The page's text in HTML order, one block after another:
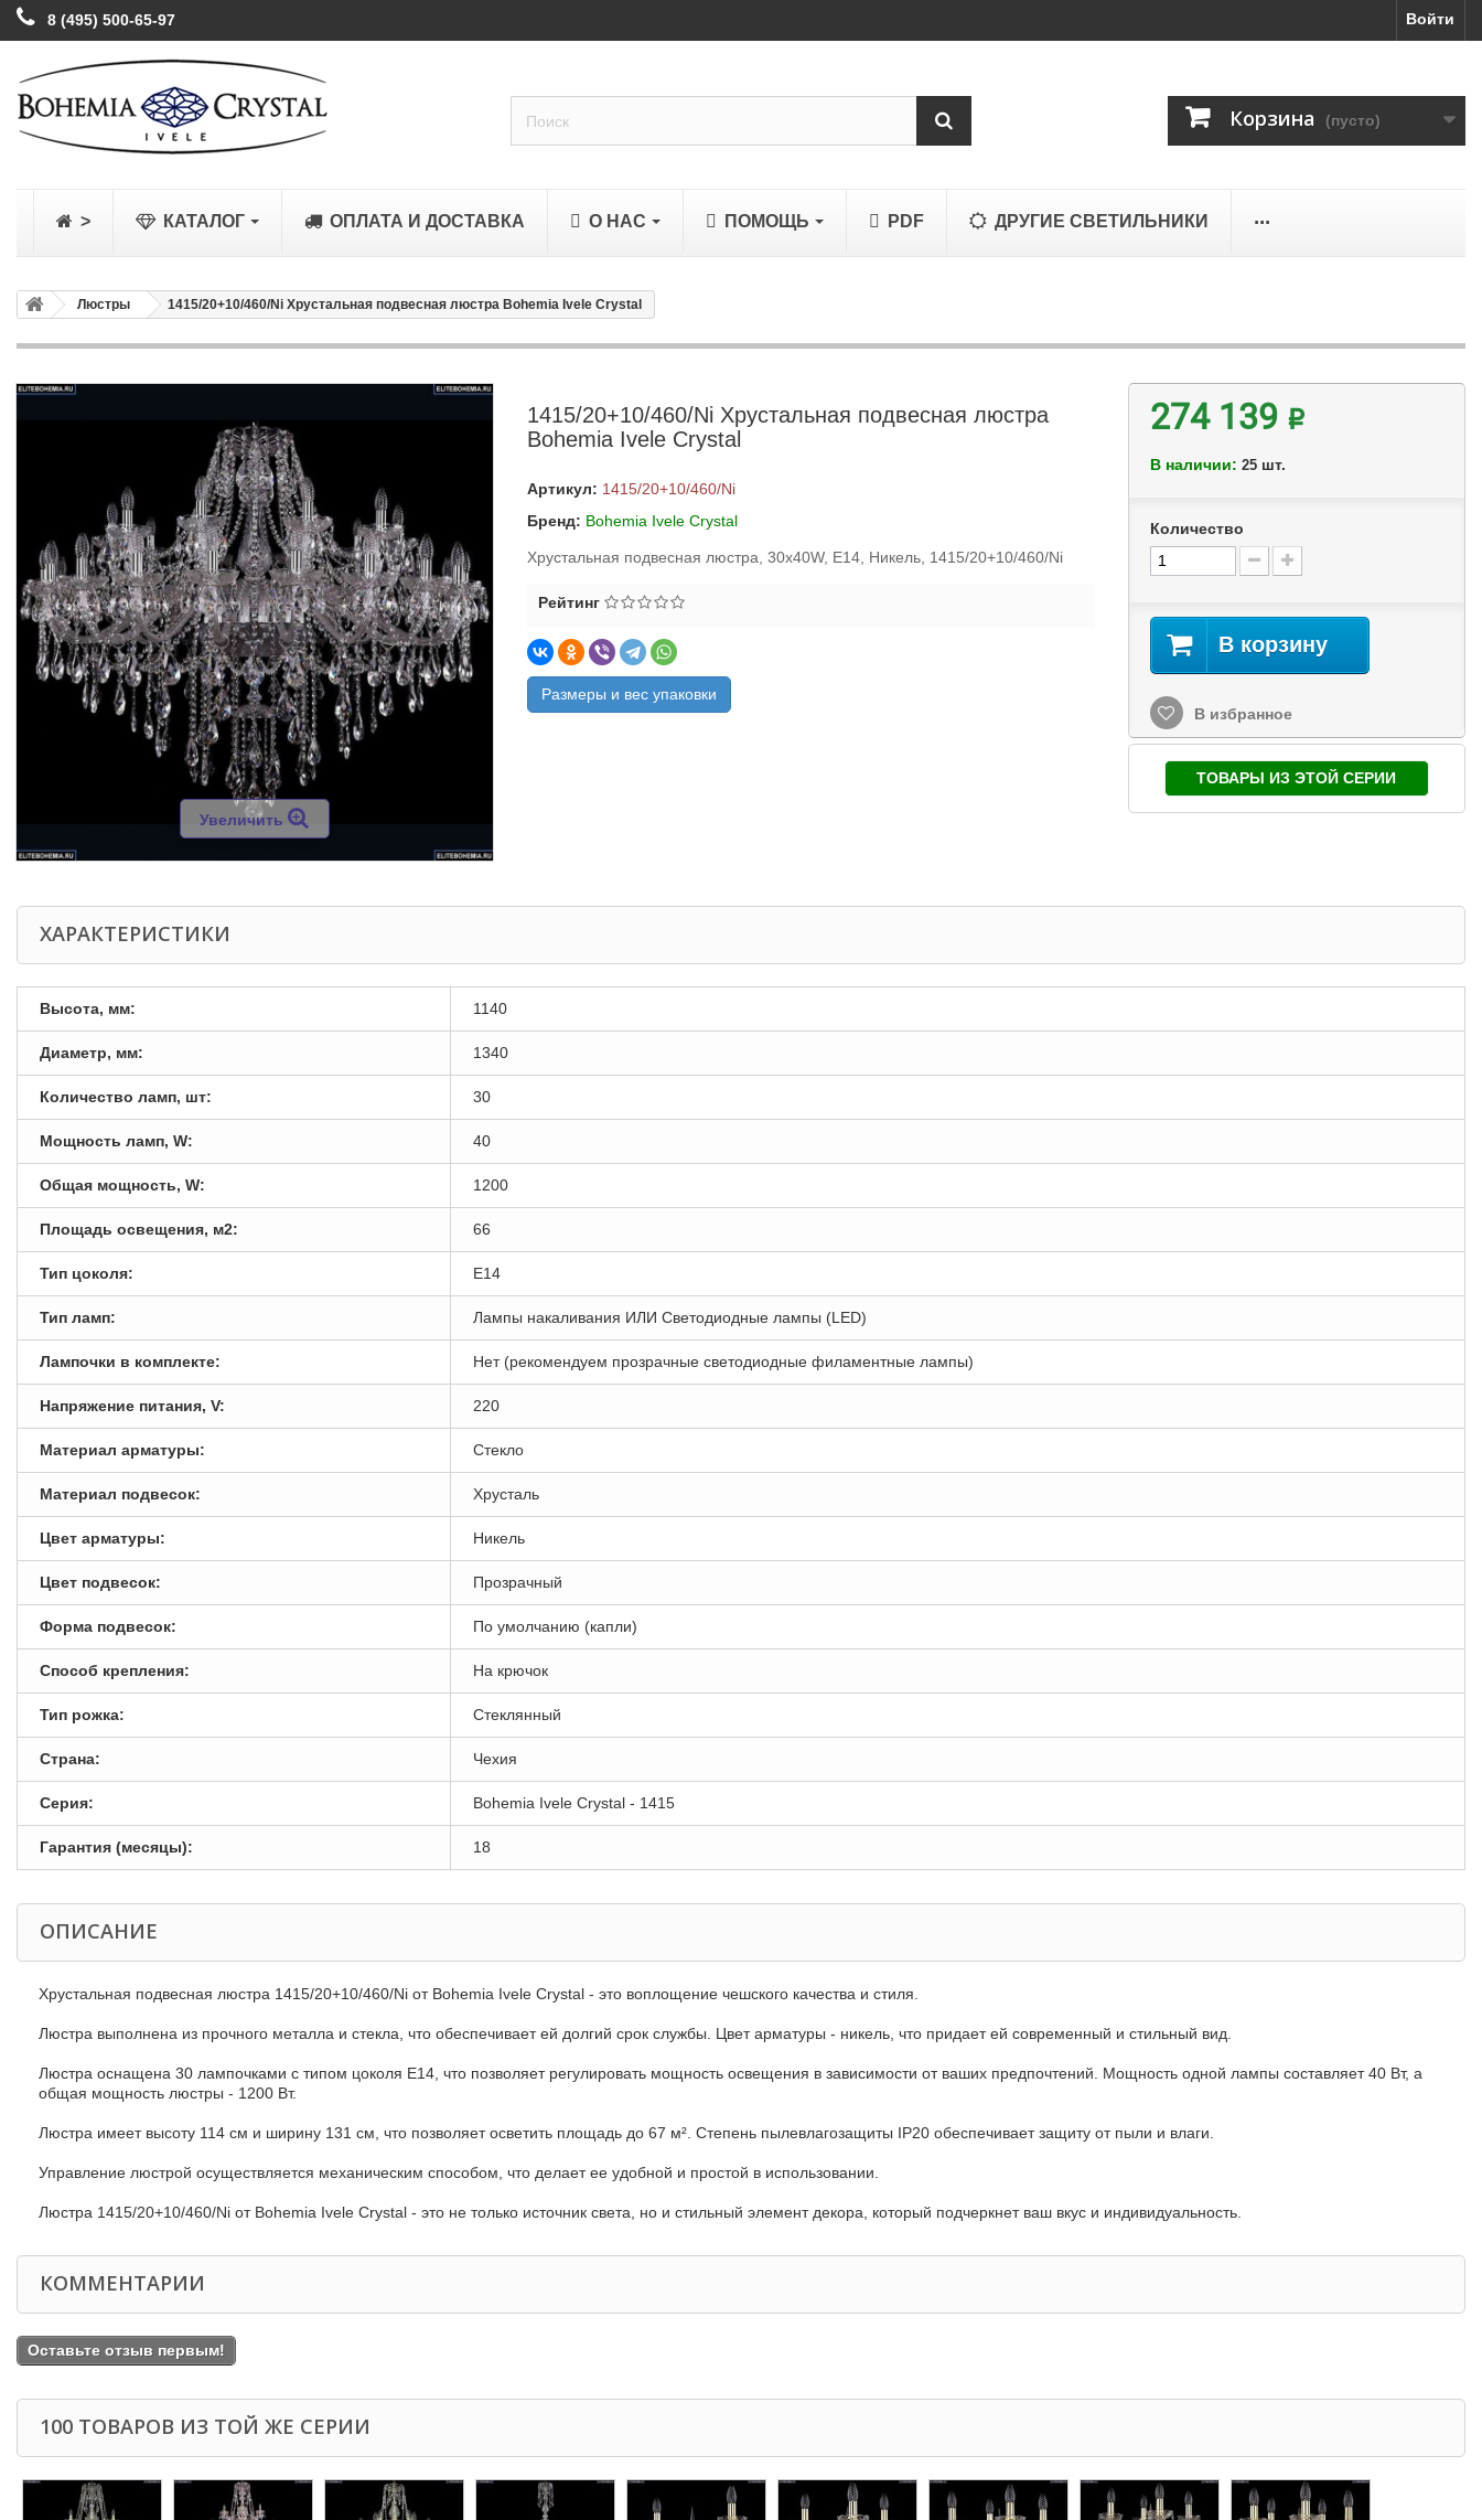
Войти
8 (495) 500-65-97
Корзина (пусто)
> КАТАЛОГ ОПЛАТА И ДОСТАВКА О НАС ПОМОЩЬ PDF ДРУГИЕ СВЕТИЛЬНИКИ ...
Люстры 1415/20+10/460/Ni Хрустальная подвесная люстра Bohemia Ivele Crystal
Увеличить
1415/20+10/460/Ni Хрустальная подвесная люстра
Bohemia Ivele Crystal
Артикул: 1415/20+10/460/Ni
Бренд: Bohemia Ivele Crystal
Хрустальная подвесная люстра, 30x40W, E14, Никель, 1415/20+10/460/Ni
Рейтинг
Размеры и вес упаковки
274 139 ₽
В наличии: 25 шт.
Количество
В корзину
В избранное
ТОВАРЫ ИЗ ЭТОЙ СЕРИИ
ХАРАКТЕРИСТИКИ
Высота, мм: 1140
Диаметр, мм: 1340
Количество ламп, шт: 30
Мощность ламп, W: 40
Общая мощность, W: 1200
Площадь освещения, м2: 66
Тип цоколя: E14
Тип ламп: Лампы накаливания ИЛИ Светодиодные лампы (LED)
Лампочки в комплекте: Нет (рекомендуем прозрачные светодиодные филаментные лампы)
Напряжение питания, V: 220
Материал арматуры: Стекло
Материал подвесок: Хрусталь
Цвет арматуры: Никель
Цвет подвесок: Прозрачный
Форма подвесок: По умолчанию (капли)
Способ крепления: На крючок
Тип рожка: Стеклянный
Страна: Чехия
Серия: Bohemia Ivele Crystal - 1415
Гарантия (месяцы): 18
ОПИСАНИЕ
Хрустальная подвесная люстра 1415/20+10/460/Ni от Bohemia Ivele Crystal - это воплощение чешского качества и стиля.
Люстра выполнена из прочного металла и стекла, что обеспечивает ей долгий срок службы. Цвет арматуры - никель, что придает ей современный и стильный вид.
Люстра оснащена 30 лампочками с типом цоколя E14, что позволяет регулировать мощность освещения в зависимости от ваших предпочтений. Мощность одной лампы составляет 40 Вт, а
общая мощность люстры - 1200 Вт.
Люстра имеет высоту 114 см и ширину 131 см, что позволяет осветить площадь до 67 м². Степень пылевлагозащиты IP20 обеспечивает защиту от пыли и влаги.
Управление люстрой осуществляется механическим способом, что делает ее удобной и простой в использовании.
Люстра 1415/20+10/460/Ni от Bohemia Ivele Crystal - это не только источник света, но и стильный элемент декора, который подчеркнет ваш вкус и индивидуальность.
КОММЕНТАРИИ
Оставьте отзыв первым!
100 ТОВАРОВ ИЗ ТОЙ ЖЕ СЕРИИ